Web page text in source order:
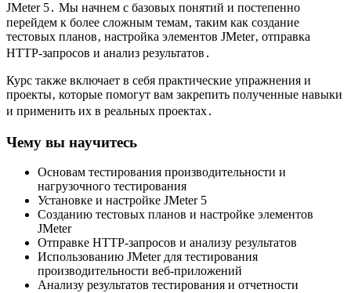
JMeter 5․ Мы начнем с базовых понятий и постепенно
перейдем к более сложным темам‚ таким как создание
тестовых планов‚ настройка элементов JMeter‚ отправка
HTTP-запросов и анализ результатов․
Курс также включает в себя практические упражнения и
проекты‚ которые помогут вам закрепить полученные навыки
и применить их в реальных проектах․
Чему вы научитесь
Основам тестирования производительности и
нагрузочного тестирования
Установке и настройке JMeter 5
Созданию тестовых планов и настройке элементов
JMeter
Отправке HTTP-запросов и анализу результатов
Использованию JMeter для тестирования
производительности веб-приложений
Анализу результатов тестирования и отчетности